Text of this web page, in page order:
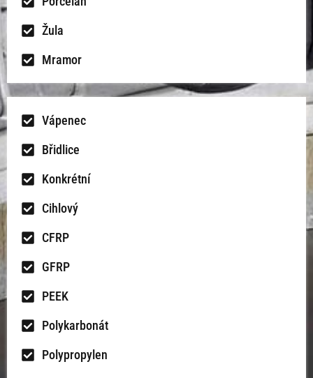
Žula
Mramor
Vápenec
Břidlice
Konkrétní
Cihlový
CFRP
GFRP
PEEK
Polykarbonát
Polypropylen